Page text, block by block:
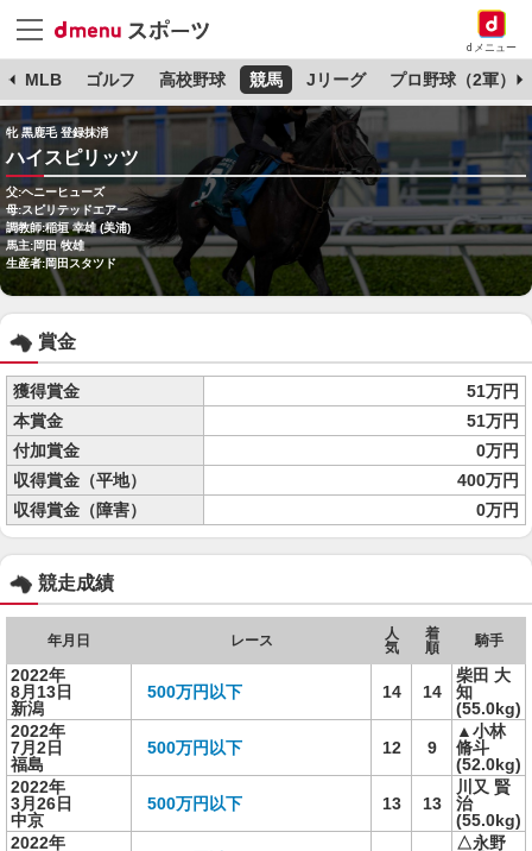
dメニュー
MLB ゴルフ 高校野球 競馬 Jリーグ プロ野球（2軍）
牝 黒鹿毛 登録抹消
ハイスピリッツ
父:ヘニーヒューズ
母:スピリテッドエアー
調教師:稲垣 幸雄 (美浦)
馬主:岡田 牧雄
生産者:岡田スタツド
賞金
獲得賞金
51万円
本賞金
51万円
付加賞金
0万円
収得賞金（平地）
400万円
収得賞金（障害）
0万円
競走成績
年月日 レース
人
気
着
順
騎手
2022年
8月13日
新潟
500万円以下 14 14
柴田 大
知
(55.0kg)
2022年
7月2日
福島
500万円以下 12 9
▲小林
脩斗
(52.0kg)
2022年
3月26日
中京
500万円以下 13 13
川又 賢
治
(55.0kg)
2022年
△永野